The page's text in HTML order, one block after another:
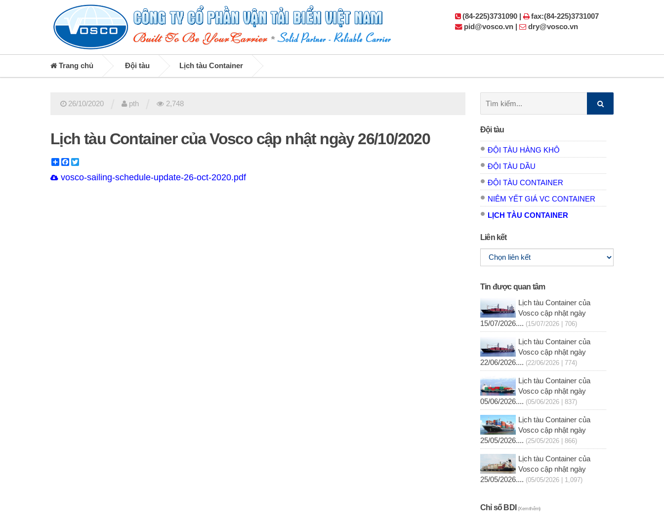
(84-225)3731090 |
fax:(84-225)3731007
pid@vosco.vn |
dry@vosco.vn
Trang chủ Đội tàu Lịch tàu Container
26/10/2020 pth 2,748
Lịch tàu Container của Vosco cập nhật ngày 26/10/2020
ShareFacebook
vosco-sailing-schedule-update-26-oct-2020.pdf
kiếm:
Đội tàu
ĐỘI TÀU HÀNG KHÔ
ĐỘI TÀU DẦU
ĐỘI TÀU CONTAINER
NIÊM YẾT GIÁ VC CONTAINER
LỊCH TÀU CONTAINER
Liên kết
Tin được quan tâm
Lịch tàu Container của
Vosco cập nhật ngày
15/07/2026.... (15/07/2026 | 706)
Lịch tàu Container của
Vosco cập nhật ngày
22/06/2026.... (22/06/2026 | 774)
Lịch tàu Container của
Vosco cập nhật ngày
05/06/2026.... (05/06/2026 | 837)
Lịch tàu Container của
Vosco cập nhật ngày
25/05/2026.... (25/05/2026 | 866)
Lịch tàu Container của
Vosco cập nhật ngày
25/05/2026.... (05/05/2026 | 1,097)
Chỉ số BDI(Xem thêm)